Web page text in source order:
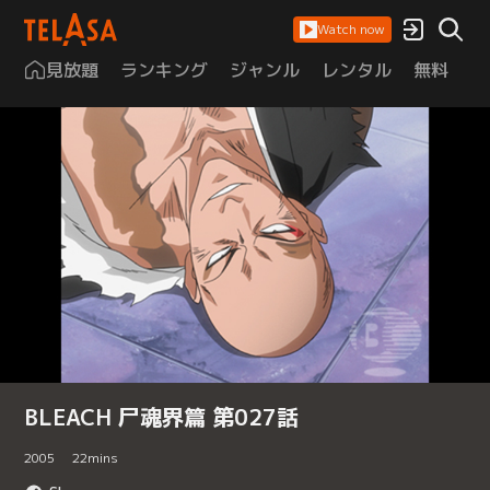
Watch now
見放題 ランキング ジャンル レンタル 無料
BLEACH 尸魂界篇 第027話
2005 22mins